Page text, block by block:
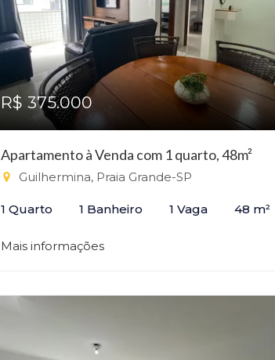
R$ 375.000
Apartamento à Venda com 1 quarto, 48m²
Guilhermina, Praia Grande-SP
1 Quarto 1 Banheiro 1 Vaga 48 m²
Mais informações